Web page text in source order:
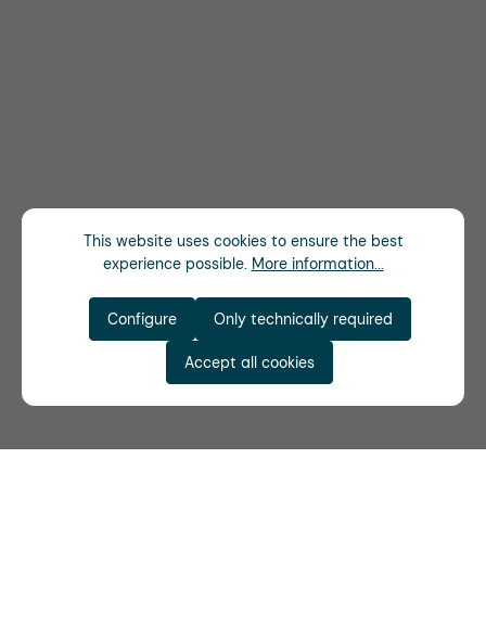
This website uses cookies to ensure the best
experience possible. More information...
Only technically required
Configure
Accept all cookies